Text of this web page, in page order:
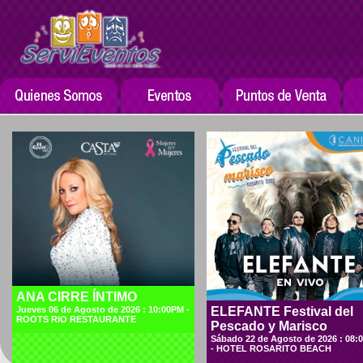
ANA CIRRE ÍNTIMO
Jueves 06 de Agosto de 2026 : 10:00PM -
ROOTS RIO RESTAURANTE
ELEFANTE Festival del
Pescado y Marisco
Sábado 22 de Agosto de 2026 :
- HOTEL ROSARITO BEACH